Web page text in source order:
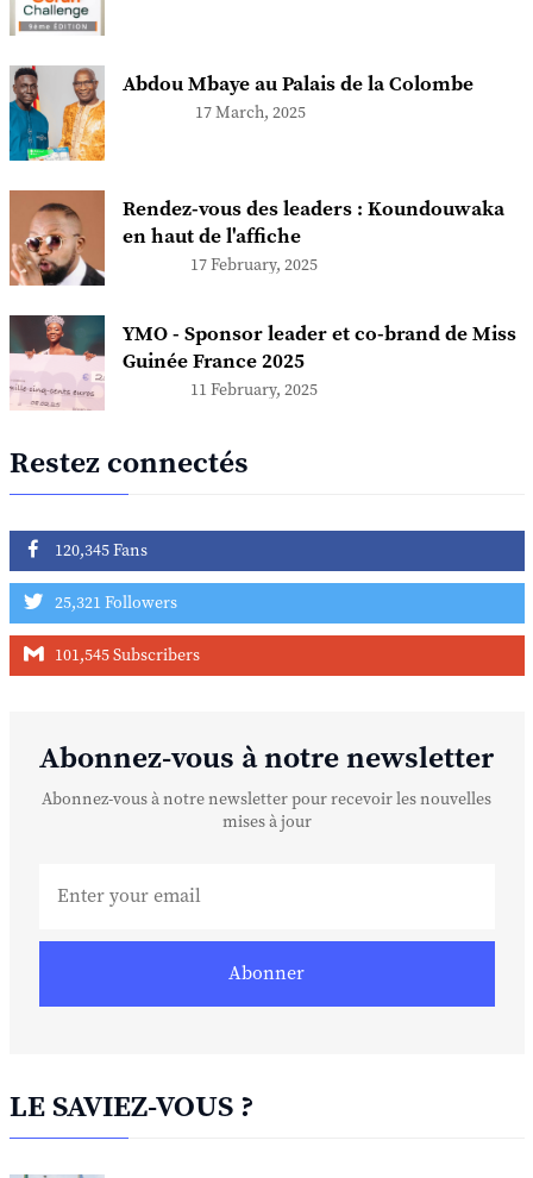
Abdou Mbaye au Palais de la Colombe
17 March, 2025
Rendez-vous des leaders : Koundouwaka
en haut de l'affiche
17 February, 2025
YMO - Sponsor leader et co-brand de Miss
Guinée France 2025
11 February, 2025
Restez connectés
120,345 Fans
25,321 Followers
101,545 Subscribers
Abonnez-vous à notre newsletter
Abonnez-vous à notre newsletter pour recevoir les nouvelles
mises à jour
Abonner
LE SAVIEZ-VOUS ?